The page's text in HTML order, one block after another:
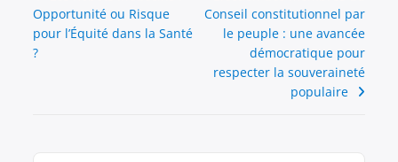
de
l’article
Opportunité ou Risque
pour l’Équité dans la Santé
?
Conseil constitutionnel par
le peuple : une avancée
démocratique pour
respecter la souveraineté
populaire